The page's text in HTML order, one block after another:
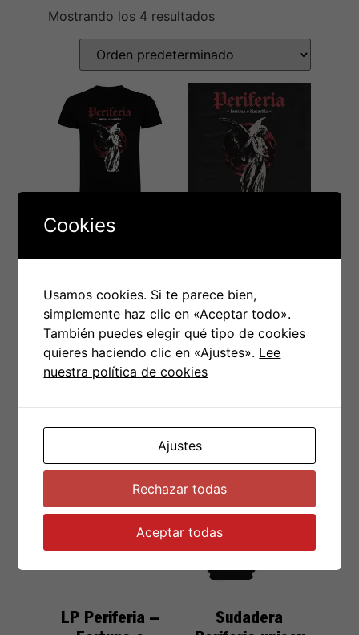
Mostrando los 4 resultados
Camiseta
Periferia unisex
o Discordia
€15.00
Fortuna o
LP Periferia –
Sudadera
Cookies
Usamos cookies. Si te parece bien,
simplemente haz clic en «Aceptar todo».
También puedes elegir qué tipo de cookies
quieres haciendo clic en «Ajustes». Lee
nuestra política de cookies
Ajustes
Rechazar todas
Aceptar todas